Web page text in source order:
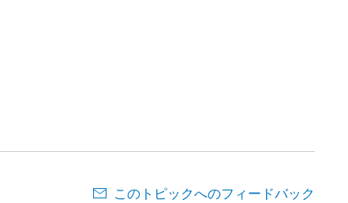
このトピックへのフィードバック